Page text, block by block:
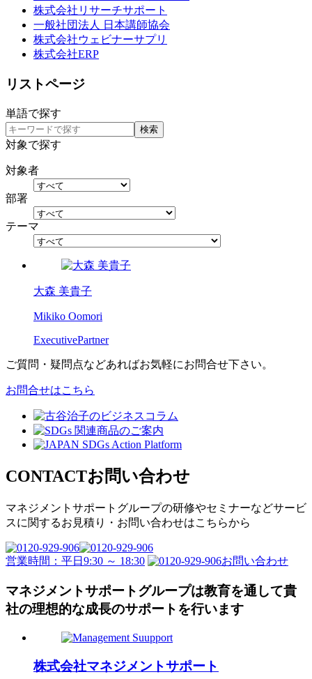
株式会社リサーチサポート
一般社団法人 日本講師協会
株式会社ウェビナーサプリ
株式会社ERP
リストページ
単語で探す
検索
対象で探す
対象者
部署
テーマ
大森 美貴子
Mikiko Oomori
ExecutivePartner
ご質問・疑問点などあればお気軽にお問合せ下さい。
お問合せはこちら
CONTACTお問い合わせ
マネジメントサポートグループの研修やセミナーなどサービ
スに関するお見積り・ お問い合わせはこちらから
営業時間：平日9:30 ～ 18:30 お問い合わせ
マネジメントサポートグループは教育を通して貴
社の理想的な成長のサポートを行います
株式会社マネジメントサポート